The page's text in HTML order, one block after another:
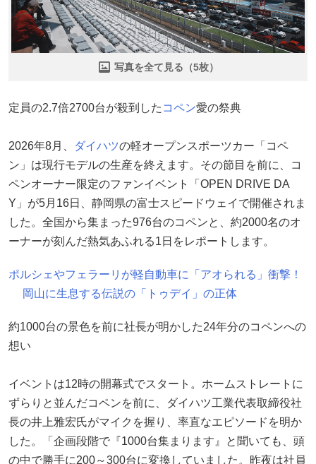
写真を全て見る（5枚）
定員の2.7倍2700台が殺到した コペン愛の祭典
2026年8月、 ダイハツの軽オープンスポーツカー「コペ
ン」は現行モデルの生産を終えます。その節目を前に、コ
ペンオーナー限定のファンイベント「OPEN DRIVE DA
Y」が5月16日、静岡県の富士スピードウェイで開催されま
した。全国から集まった976台のコペンと、約2000名のオ
ーナーが刻んだ熱気あふれる1日をレポートします。
ポルシェやフェラーリが軽自動車に「アオられる」衝撃！
岡山に生息する伝説の「トゥデイ」の正体
約1000台の景色を前に社長が明かした24年分のコペンへの
想い
イベントは12時の開幕式でスタート。ホームストレートに
ずらりと並んだコペンを前に、ダイハツ工業代表取締役社
長の井上雅宏氏がマイクを握り、率直なエピソードを明か
した。「企画段階で『1000台集まります』と聞いても、頭
の中で勝手に200～300台に変換していました。昨夜は社員